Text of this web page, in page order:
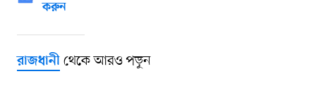
করুন
রাজধানীথেকে আরও পড়ুন